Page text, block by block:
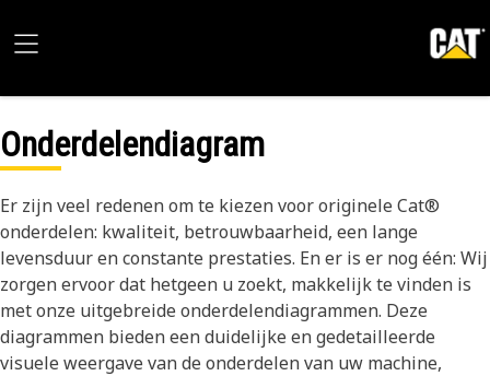
Onderdelendiagram
Er zijn veel redenen om te kiezen voor originele Cat®
onderdelen: kwaliteit, betrouwbaarheid, een lange
levensduur en constante prestaties. En er is er nog één: Wij
zorgen ervoor dat hetgeen u zoekt, makkelijk te vinden is
met onze uitgebreide onderdelendiagrammen. Deze
diagrammen bieden een duidelijke en gedetailleerde
visuele weergave van de onderdelen van uw machine,